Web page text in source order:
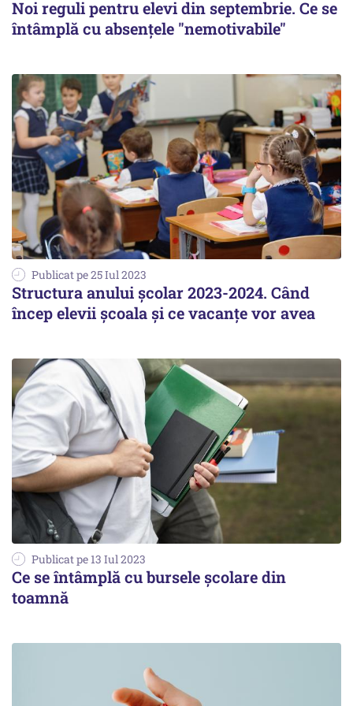
Noi reguli pentru elevi din septembrie. Ce se
întâmplă cu absențele "nemotivabile"
Publicat pe 25 Iul 2023
Structura anului şcolar 2023-2024. Când
încep elevii școala și ce vacanțe vor avea
Publicat pe 13 Iul 2023
Ce se întâmplă cu bursele şcolare din
toamnă